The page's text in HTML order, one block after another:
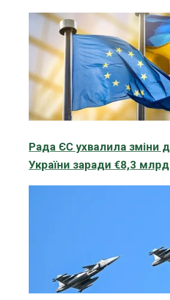
Рада ЄС ухвалила зміни
України заради €8,3 млрд